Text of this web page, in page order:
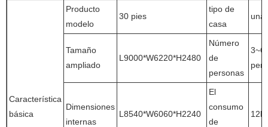
Característica
básica
Producto
modelo
30 pies
tipo de
casa
una
Tamaño
ampliado
L9000*W6220*H2480
Número
de
personas
3~6
Dimensiones
internas
L8540*W6060*H2240
El
consumo
de